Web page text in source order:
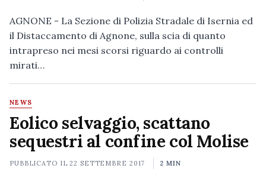
AGNONE - La Sezione di Polizia Stradale di Isernia ed
il Distaccamento di Agnone, sulla scia di quanto
intrapreso nei mesi scorsi riguardo ai controlli
mirati…
NEWS
Eolico selvaggio, scattano
sequestri al confine col Molise
PUBBLICATO IL22 SETTEMBRE 2017 2 MIN